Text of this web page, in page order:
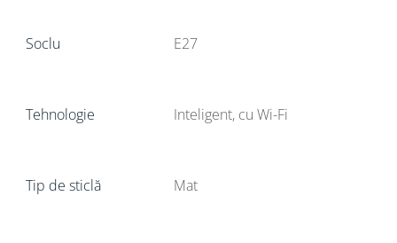
Soclu E27
Tehnologie Inteligent, cu Wi-Fi
Tip de sticlă Mat